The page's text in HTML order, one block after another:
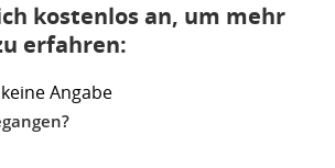
kostenlos an, um mehr
erfahren:
keine Angabe